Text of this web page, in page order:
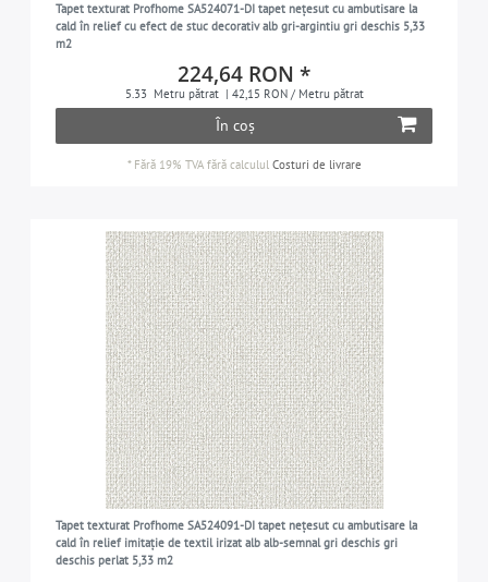
Tapet texturat Profhome SA524071-DI tapet nețesut cu ambutisare la
cald în relief cu efect de stuc decorativ alb gri-argintiu gri deschis 5,33
m2
224,64 RON *
5.33 Metru pătrat | 42,15 RON / Metru pătrat
În coș
* Fără 19% TVAfără calculul Costuri de livrare
Tapet texturat Profhome SA524091-DI tapet nețesut cu ambutisare la
cald în relief imitație de textil irizat alb alb-semnal gri deschis gri
deschis perlat 5,33 m2